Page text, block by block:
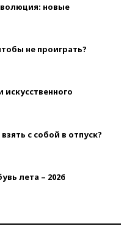
новые
не проиграть?
с собой в отпуск?
лета – 2026